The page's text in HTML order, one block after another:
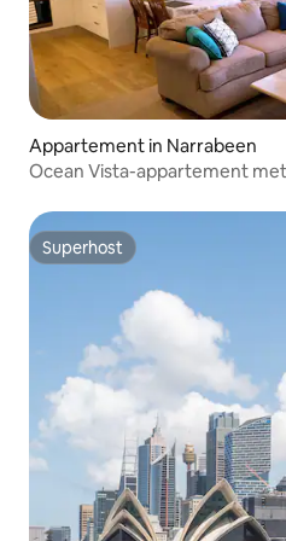
Appartement in Narrabeen
Ocean Vista-appartement
Superhost
Superhost